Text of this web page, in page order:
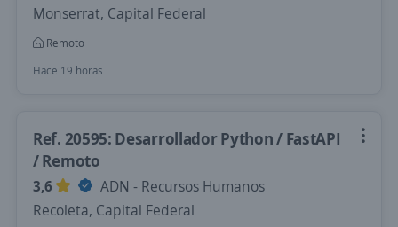
Monserrat, Capital Federal
Remoto
Hace 19 horas
Ref. 20595: Desarrollador Python / FastAPI
/ Remoto
3,6
ADN - Recursos Humanos
Recoleta, Capital Federal